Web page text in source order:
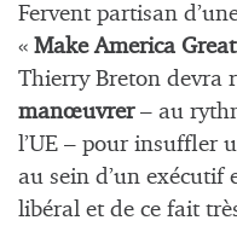
Fervent partisan
« Make America
Thierry Breton devra
manœuvrer– au
l’UE – pour insuffler
au sein d’un exécutif
libéral et de ce fait